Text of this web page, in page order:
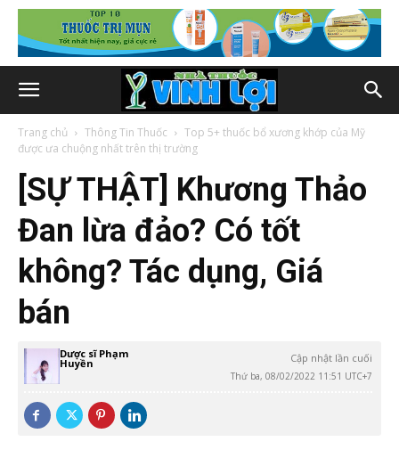
Trang chủ Thông Tin Thuốc
Top 5+ thuốc bổ xương khớp của Mỹ
được ưa chuộng nhất trên thị trường
[SỰ THẬT] Khương Thảo
Đan lừa đảo? Có tốt
không? Tác dụng, Giá
bán
Dược sĩ Phạm
Huyền Cập nhật lần cuối
Thứ ba, 08/02/2022 11:51 UTC+7